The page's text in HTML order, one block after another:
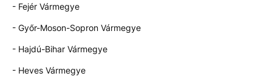
- Fejér Vármegye
- Győr-Moson-Sopron Vármegye
- Hajdú-Bihar Vármegye
- Heves Vármegye